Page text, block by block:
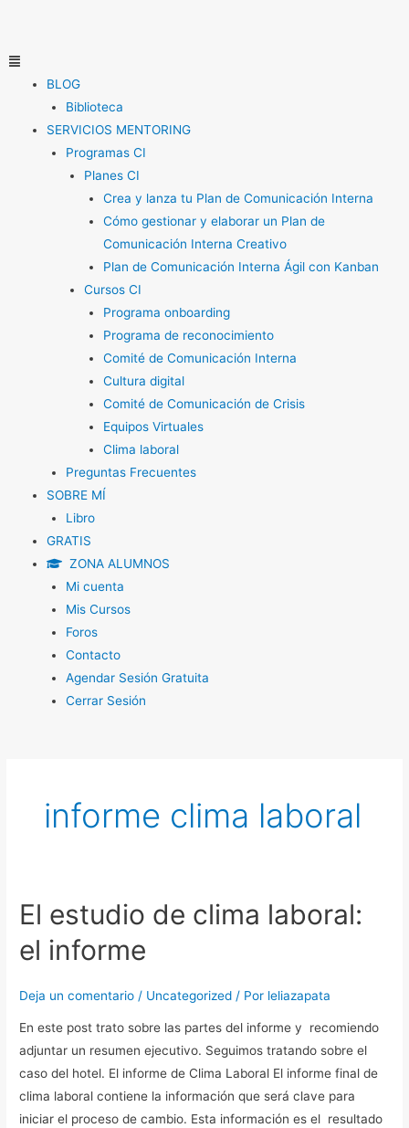
contenido
Menú
BLOG
Biblioteca
SERVICIOS MENTORING
Programas CI
Planes CI
Crea y lanza tu Plan de Comunicación Interna
Cómo gestionar y elaborar un Plan de
Comunicación Interna Creativo
Plan de Comunicación Interna Ágil con Kanban
Cursos CI
Programa onboarding
Programa de reconocimiento
Comité de Comunicación Interna
Cultura digital
Comité de Comunicación de Crisis
Equipos Virtuales
Clima laboral
Preguntas Frecuentes
SOBRE MÍ
Libro
GRATIS
ZONA ALUMNOS
Mi cuenta
Mis Cursos
Foros
Contacto
Agendar Sesión Gratuita
Cerrar Sesión
informe clima laboral
El estudio de clima laboral:
el informe
Deja un comentario / Uncategorized / Por leliazapata
En este post trato sobre las partes del informe y recomiendo
adjuntar un resumen ejecutivo. Seguimos tratando sobre el
caso del hotel. El informe de Clima Laboral El informe final de
clima laboral contiene la información que será clave para
iniciar el proceso de cambio. Esta información es el resultado
El
estudio
de
laboral:
el
informe